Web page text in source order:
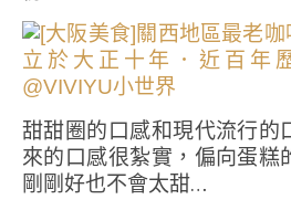
甜甜圈的口感和現代流行的
來的口感很紮實，偏向蛋糕
剛剛好也不會太甜…